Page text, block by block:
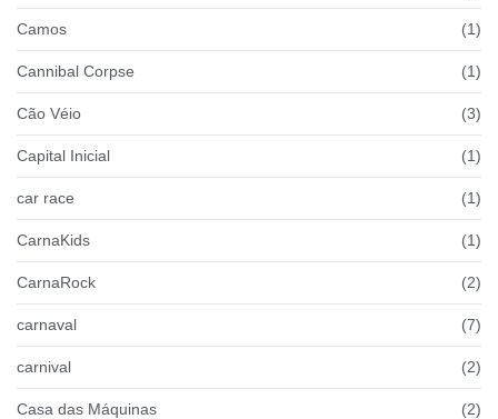
Camos (1)
Cannibal Corpse (1)
Cão Véio (3)
Capital Inicial (1)
car race (1)
CarnaKids (1)
CarnaRock (2)
carnaval (7)
carnival (2)
Casa das Máquinas (2)